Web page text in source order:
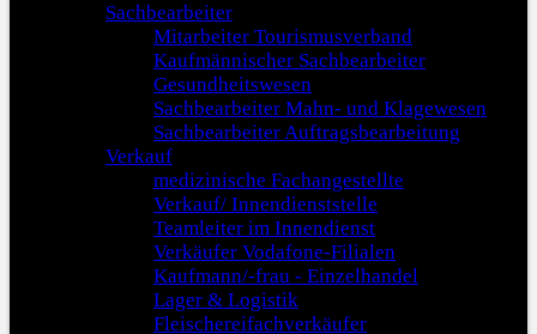
Sachbearbeiter
Mitarbeiter Tourismusverband
Kaufmännischer Sachbearbeiter
Gesundheitswesen
Sachbearbeiter Mahn- und Klagewesen
Sachbearbeiter Auftragsbearbeitung
Verkauf
medizinische Fachangestellte
Verkauf/ Innendienststelle
Teamleiter im Innendienst
Verkäufer Vodafone-Filialen
Kaufmann/-frau - Einzelhandel
Lager & Logistik
Fleischereifachverkäufer